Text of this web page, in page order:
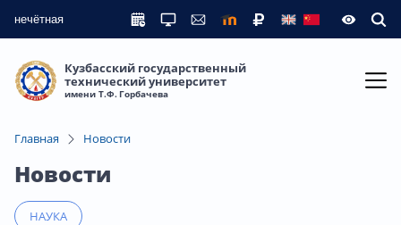
нечётная
Кузбасский государственный
технический университет
имени Т.Ф. Горбачева
Главная Новости
Новости
НАУКА